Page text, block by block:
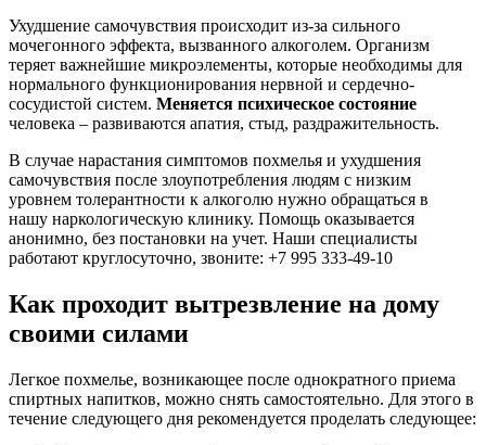
Ухудшение самочувствия происходит из-за сильного
мочегонного эффекта, вызванного алкоголем. Организм
теряет важнейшие микроэлементы, которые необходимы для
нормального функционирования нервной и сердечно-
сосудистой систем. Меняется психическое состояние
человека – развиваются апатия, стыд, раздражительность.
В случае нарастания симптомов похмелья и ухудшения
самочувствия после злоупотребления людям с низким
уровнем толерантности к алкоголю нужно обращаться в
нашу наркологическую клинику. Помощь оказывается
анонимно, без постановки на учет. Наши специалисты
работают круглосуточно, звоните: +7 995 333-49-10
Как проходит вытрезвление на дому
своими силами
Легкое похмелье, возникающее после однократного приема
спиртных напитков, можно снять самостоятельно. Для этого в
течение следующего дня рекомендуется проделать следующее: